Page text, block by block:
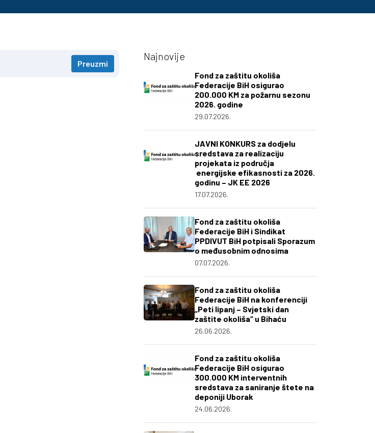
Preuzmi
Najnovije
Fond za zaštitu okoliša
Federacije BiH osigurao
200.000 KM za požarnu sezonu
2026. godine
29.07.2026.
JAVNI KONKURS za dodjelu
sredstava za realizaciju
projekata iz područja
energijske efikasnosti za 2026.
godinu – JK EE 2026
17.07.2026.
Fond za zaštitu okoliša
Federacije BiH i Sindikat
PPDIVUT BiH potpisali Sporazum
o međusobnim odnosima
07.07.2026.
Fond za zaštitu okoliša
Federacije BiH na konferenciji
„Peti lipanj – Svjetski dan
zaštite okoliša“ u Bihaću
26.06.2026.
Fond za zaštitu okoliša
Federacije BiH osigurao
300.000 KM interventnih
sredstava za saniranje štete na
deponiji Uborak
24.06.2026.